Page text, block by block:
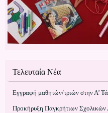
Τελευταία Νέα
Εγγραφή μαθητών/τριών στην Α’
Προκήρυξη Παγκρήτιων Σχολικών